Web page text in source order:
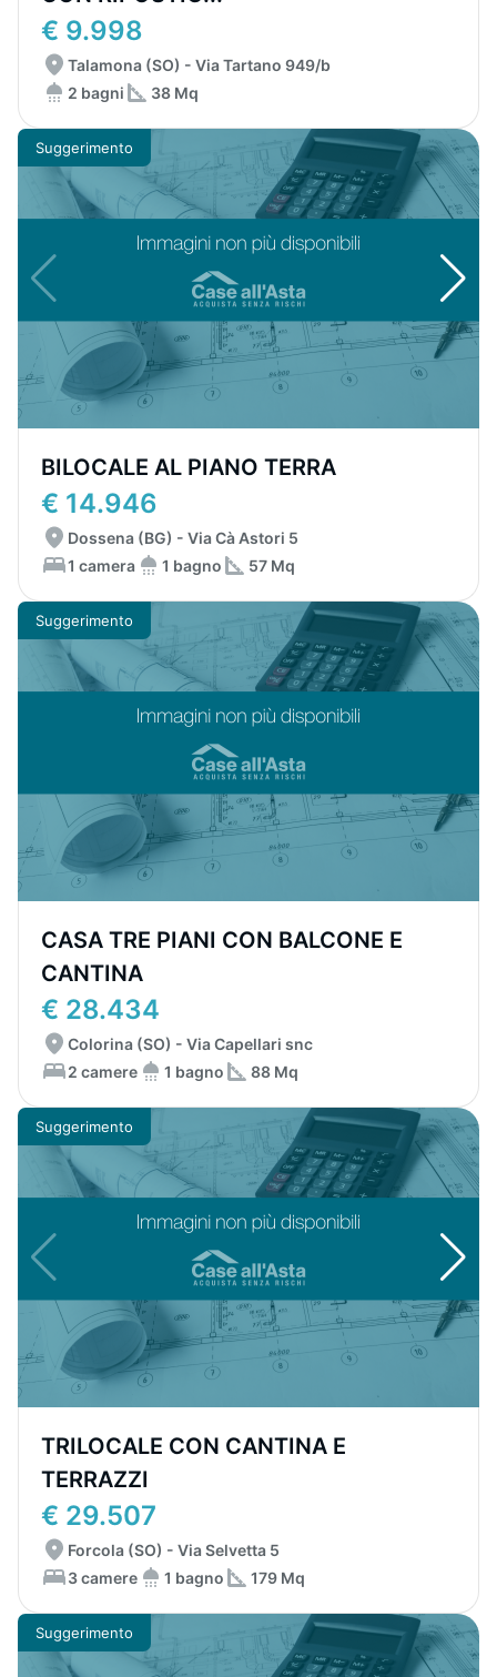
€ 9.998
Talamona (SO) - Via Tartano 949/b
2 bagni
38 Mq
Suggerimento
BILOCALE AL PIANO TERRA
€ 14.946
Dossena (BG) - Via Cà Astori 5
1 camera
1 bagno 57 Mq
Suggerimento
CASA TRE PIANI CON BALCONE E
CANTINA
€ 28.434
Colorina (SO) - Via Capellari snc
2 camere
1 bagno 88 Mq
Suggerimento
TRILOCALE CON CANTINA E
TERRAZZI
€ 29.507
Forcola (SO) - Via Selvetta 5
3 camere
1 bagno 179 Mq
Suggerimento